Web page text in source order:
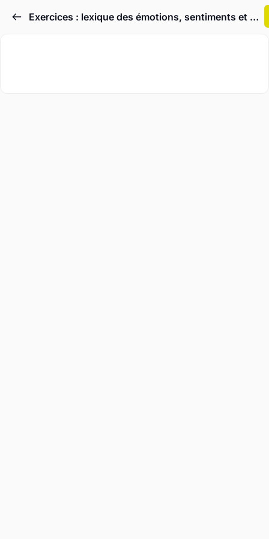
Exercices : lexique des émotions, sentiments et des sensations